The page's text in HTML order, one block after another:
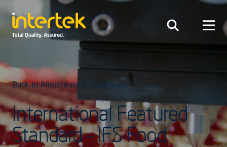
Back to Alimentare & Healthcare
International Featured
Standard - IFS Food